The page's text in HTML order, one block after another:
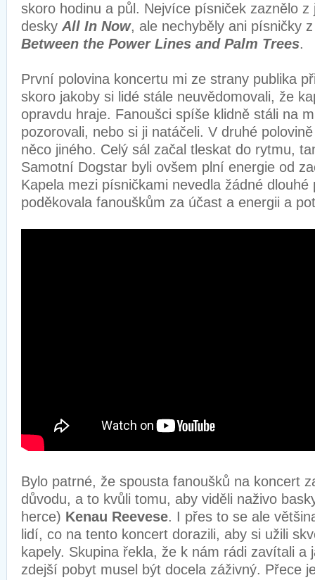
skoro hodinu a půl. Nejvíce písniček zaznělo z
desky All In Now, ale nechyběly ani písničky
Between the Power Lines and Palm Trees.
První polovina koncertu mi ze strany publika
skoro jakoby si lidé stále neuvědomovali, že
opravdu hraje. Fanoušci spíše klidně stáli na
pozorovali, nebo si ji natáčeli. V druhé
něco jiného. Celý sál začal tleskat do rytmu,
Samotní Dogstar byli ovšem plní energie od
Kapela mezi písničkami nevedla žádné
poděkovala fanouškům za účast a energii a
Bylo patrné, že spousta fanoušků na koncert
důvodu, a to kvůli tomu, aby viděli naživo
herce) Kenau Reevese. I přes to se ale
lidí, co na tento koncert dorazili, aby si užili
kapely. Skupina řekla, že k nám rádi zavítali a
zdejší pobyt musel být docela záživný. Přece